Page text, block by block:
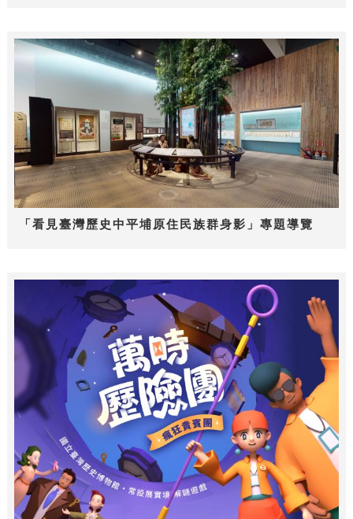
「看見臺灣歷史中平埔原住民族群身影」專題導覽